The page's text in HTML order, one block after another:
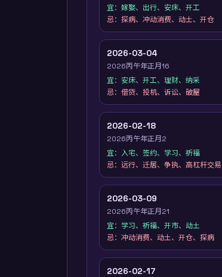
宜： 嫁娶、出行、安床、开工
忌： 探病、冲动消费、动土、开仓
2026-03-04
2026丙午年正月16
宜： 安床、开工、理财、纳采
忌： 借贷、投机、诉讼、破屋
2026-02-18
2026丙午年正月2
宜： 入宅、签约、学习、祈福
忌： 远行、迁居、争执、高杠杆交易
2026-03-09
2026丙午年正月21
宜： 学习、祈福、开市、动土
忌： 冲动消费、动土、开仓、探病
2026-02-17